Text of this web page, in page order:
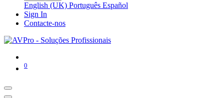
English (UK) Português Español
Sign In
Contacte-nos
0